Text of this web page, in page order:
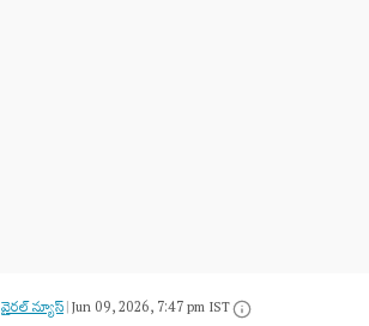
వైరల్ న్యూస్|Jun 09, 2026, 7:47 pm IST